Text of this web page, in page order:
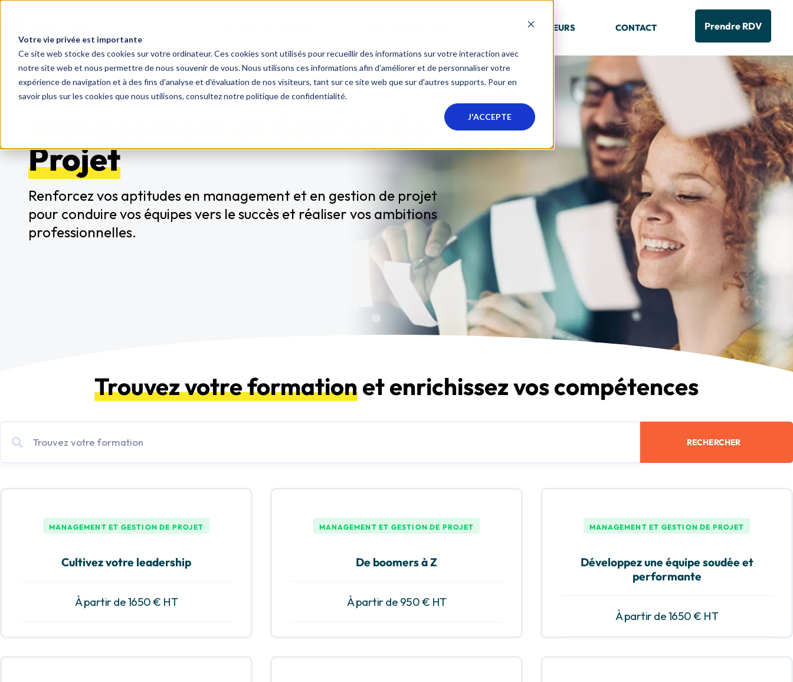
Votre vie privée est importante
Ce site web stocke des cookies sur votre ordinateur. Ces cookies sont utilisés pour recueillir des informations sur votre interaction avec
notre site web et nous permettre de nous souvenir de vous. Nous utilisons ces informations afin d'améliorer et de personnaliser votre
expérience de navigation et à des fins d'analyse et d'évaluation de nos visiteurs, tant sur ce site web que sur d'autres supports. Pour en
savoir plus sur les cookies que nous utilisons, consultez notre politique de confidentialité.
J'ACCEPTE
FORMATEURS CONTACT Prendre RDV
Projet
Renforcez vos aptitudes en management et en gestion de projet
pour conduire vos équipes vers le succès et réaliser vos ambitions
professionnelles.
Trouvez votre formationet enrichissez vos compétences
RECHERCHER
MANAGEMENT ET GESTION DE PROJET
Cultivez votre leadership
À partir de 1650 € HT
MANAGEMENT ET GESTION DE PROJET
De boomers à Z
À partir de 950 € HT
MANAGEMENT ET GESTION DE PROJET
Développez une équipe soudée et
performante
À partir de 1650 € HT